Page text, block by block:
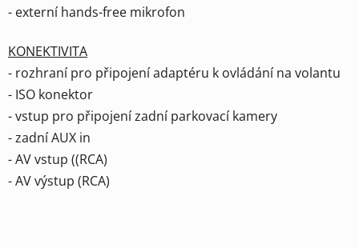
- externí hands-free mikrofon
KONEKTIVITA
- rozhraní pro připojení adaptéru k ovládání na volantu
- ISO konektor
- vstup pro připojení zadní parkovací kamery
- zadní AUX in
- AV vstup ((RCA)
- AV výstup (RCA)